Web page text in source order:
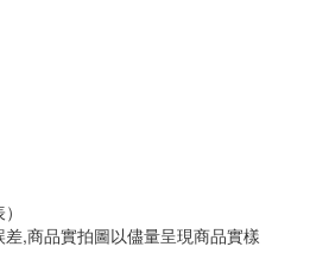
,商品實拍圖以儘量呈現商品實樣